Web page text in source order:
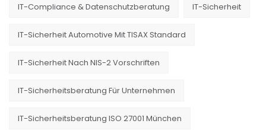
IT-Compliance & Datenschutzberatung IT-Sicherheit
IT-Sicherheit Automotive Mit TISAX Standard
IT-Sicherheit Nach NIS-2 Vorschriften
IT-Sicherheitsberatung Für Unternehmen
IT-Sicherheitsberatung ISO 27001 München